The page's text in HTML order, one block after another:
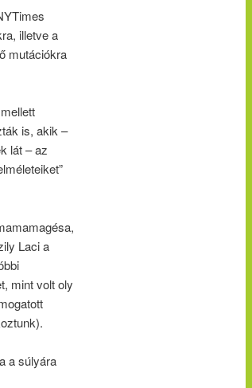
illetve a
mutációkra
is, akik –
lát – az
Laci a
mint volt oly
a súlyára